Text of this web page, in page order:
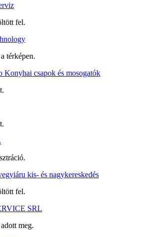
fel.
térképen.
Konyhai csapok és mosogatók
kis- és nagykereskedés
fel.
SRL
meg.